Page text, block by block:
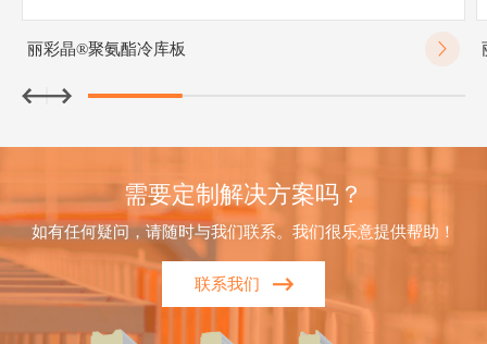
丽彩晶®聚氨酯冷库板
需要定制解决方案吗？
如有任何疑问，请随时与我们联系。我们很乐意提供帮助！
联系我们